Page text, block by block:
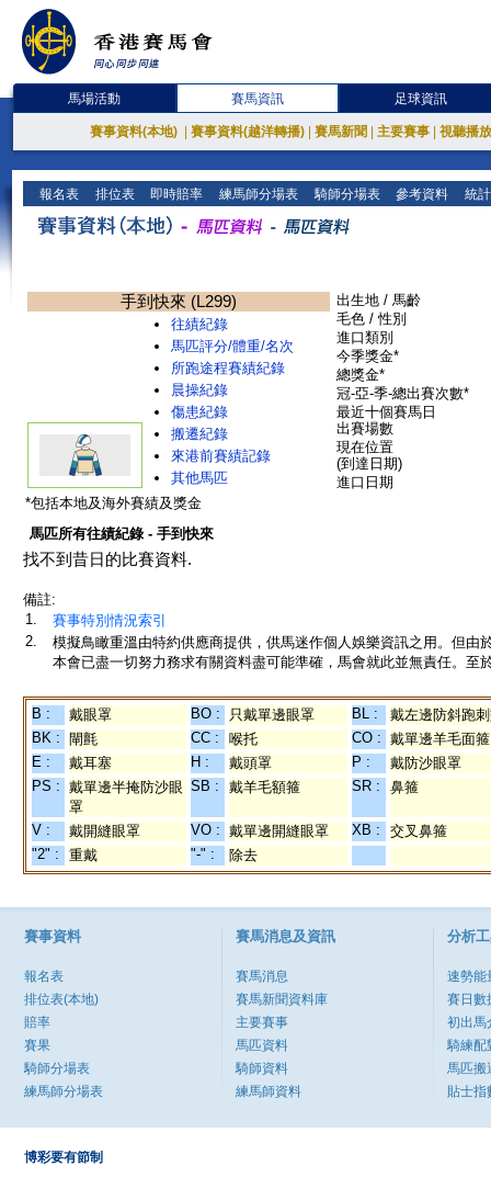
馬場活動 賽馬資訊 足球資訊
賽事資料(本地) 賽事資料(越洋轉播) 賽馬新聞 主要賽事 視聽播
報名表 排位表 即時賠率 練馬師分場表 騎師分場表 參考資料 統
手到快來 (L299)
往績紀錄
馬匹評分/體重/名次
所跑途程賽績紀錄
晨操紀錄
傷患紀錄
搬遷紀錄
來港前賽績記錄
其他馬匹
出生地 / 馬齡
毛色 / 性別
進口類別
今季獎金*
總獎金*
冠-亞-季-總出賽次數*
最近十個賽馬日
出賽場數
現在位置
(到達日期)
進口日期
*包括本地及海外賽績及獎金
馬匹所有往績紀錄 - 手到快來
找不到昔日的比賽資料.
備註:
1.
賽事特別情況索引
2.
模擬鳥瞰重溫由特約供應商提供，供馬迷作個人娛樂資訊之用。但
本會已盡一切努力務求有關資料盡可能準確，馬會就此並無責任。至
B : 戴眼罩 BO : 只戴單邊眼罩 BL :
戴左邊防斜跑
BK :
閘氈 CC : 喉托 CO : 戴單邊羊毛面箍
E :
戴耳塞 H : 戴頭罩 P :
戴防沙眼罩
PS : 戴單邊半掩防沙眼
罩
SB : 戴羊毛額箍 SR : 鼻箍
V : 戴開縫眼罩 VO : 戴單邊開縫眼罩 XB :
交叉鼻箍
"2" :
重戴 "-" : 除去
賽事資料
報名表
排位表(本地)
賠率
賽果
騎師分場表
練馬師分場表
賽馬消息及資訊
賽馬消息
賽馬新聞資料庫
主要賽事
馬匹資料
騎師資料
練馬師資料
分析
速勢能
賽日數
初出馬
騎練配
馬匹搬
貼士指
博彩要有節制